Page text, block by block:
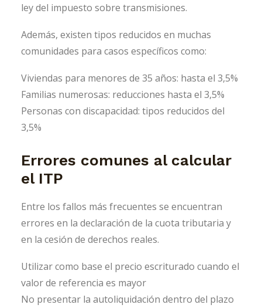
ley del impuesto sobre transmisiones.
Además, existen tipos reducidos en muchas
comunidades para casos específicos como:
Viviendas para menores de 35 años: hasta el 3,5%
Familias numerosas: reducciones hasta el 3,5%
Personas con discapacidad: tipos reducidos del
3,5%
Errores comunes al calcular
el ITP
Entre los fallos más frecuentes se encuentran
errores en la declaración de la cuota tributaria y
en la cesión de derechos reales.
Utilizar como base el precio escriturado cuando el
valor de referencia es mayor
No presentar la autoliquidación dentro del plazo